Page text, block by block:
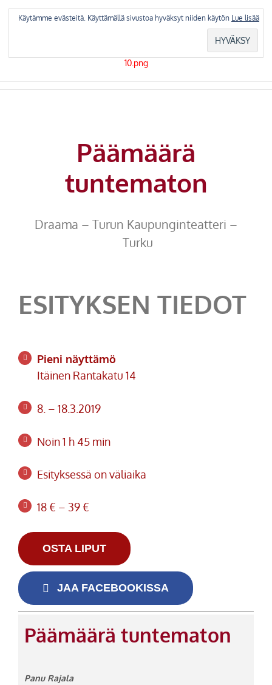
Päämäärä
tuntematon
Draama – Turun Kaupunginteatteri –
Turku
ESITYKSEN TIEDOT
Pieni näyttämö
Itäinen Rantakatu 14
8. – 18.3.2019
Noin 1 h 45 min
Esityksessä on väliaika
18 € – 39 €
OSTA LIPUT
JAA FACEBOOKISSA
Päämäärä tuntematon
Panu Rajala
Käytämme evästeitä. Käyttämällä sivustoa hyväksyt niiden käytön Lue lisää